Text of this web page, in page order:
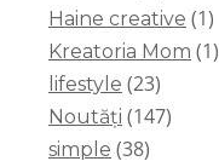
Haine creative (1)
Kreatoria Mom (1)
lifestyle (23)
Noutăți (147)
simple (38)